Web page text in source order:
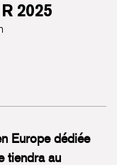
2025
Europe dédiée
tiendra au